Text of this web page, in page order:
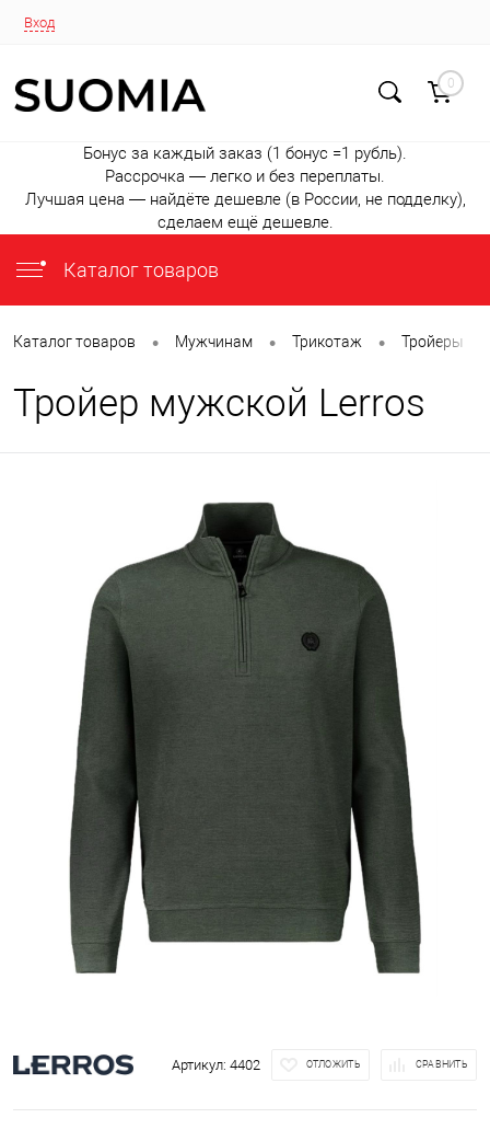
Вход
0
Бонус за каждый заказ (1 бонус =1 рубль).
Рассрочка — легко и без переплаты.
Лучшая цена — найдёте дешевле (в России, не подделку),
сделаем ещё дешевле.
Каталог товаров
Каталог товаров • Мужчинам • Трикотаж • Тройеры
Тройер мужской Lerros
Артикул: 4402 ОТЛОЖИТЬ СРАВНИТЬ